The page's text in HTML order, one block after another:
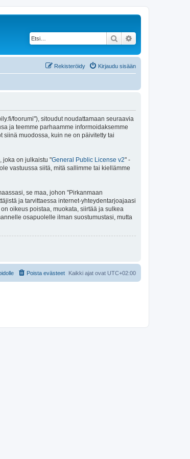
Etsi
Kirjaudu sisään
Rekisteröidy
foorumi"), sitoudut noudattamaan seuraavia
ja teemme parhaamme informoidaksemme
muodossa, kuin ne on päivitetty tai
joka on julkaistu "General Public License v2" -
vastuussa siitä, mitä sallimme tai kiellämme
se maa, johon "Pirkanmaan
ja tarvittaessa internet-yhteydentarjoajaasi
oikeus poistaa, muokata, siirtää ja sulkea
osapuolelle ilman suostumustasi, mutta
Kaikki ajat ovat UTC+02:00
Poista evästeet